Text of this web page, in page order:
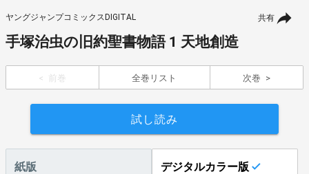
共有
ヤングジャンプコミックスDIGITAL
手塚治虫の旧約聖書物語 1 天地創造
前巻 全巻リスト 次巻
試し読み
紙版 デジタルカラー版